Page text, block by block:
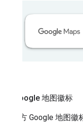
下载 Google 地图徽标
使用官方 Google 地图